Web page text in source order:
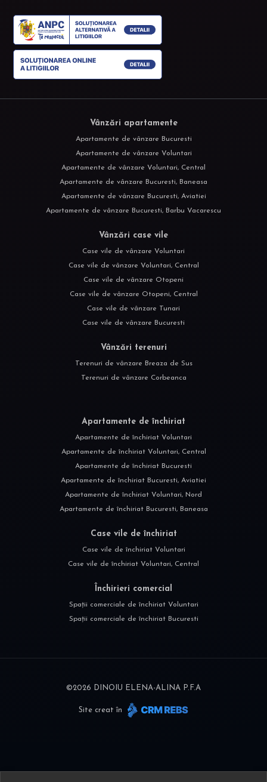
Vânzări apartamente
Apartamente de vânzare Bucuresti
Apartamente de vânzare Voluntari
Apartamente de vânzare Voluntari, Central
Apartamente de vânzare Bucuresti, Baneasa
Apartamente de vânzare Bucuresti, Aviatiei
Apartamente de vânzare Bucuresti, Barbu Vacarescu
Vânzări case vile
Case vile de vânzare Voluntari
Case vile de vânzare Voluntari, Central
Case vile de vânzare Otopeni
Case vile de vânzare Otopeni, Central
Case vile de vânzare Tunari
Case vile de vânzare Bucuresti
Vânzări terenuri
Terenuri de vânzare Breaza de Sus
Terenuri de vânzare Corbeanca
Apartamente de închiriat
Apartamente de închiriat Voluntari
Apartamente de închiriat Voluntari, Central
Apartamente de închiriat Bucuresti
Apartamente de închiriat Bucuresti, Aviatiei
Apartamente de închiriat Voluntari, Nord
Apartamente de închiriat Bucuresti, Baneasa
Case vile de închiriat
Case vile de închiriat Voluntari
Case vile de închiriat Voluntari, Central
Închirieri comercial
Spații comerciale de închiriat Voluntari
Spații comerciale de închiriat Bucuresti
©2026 DINOIU ELENA-ALINA P.F.A
Site creat în